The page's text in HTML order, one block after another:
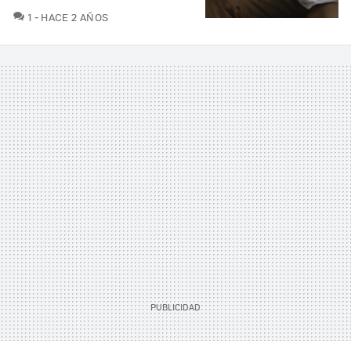
1 COMENTARIOS
HACE 2 AÑOS